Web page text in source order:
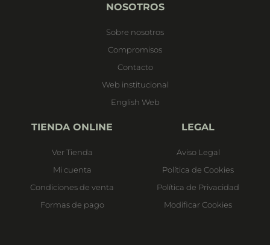
NOSOTROS
Sobre nosotros
Compromisos
Contacto
Web institucional
English Web
TIENDA ONLINE
Ver Tienda
Mi cuenta
Condiciones de venta
Formas de pago
LEGAL
Aviso Legal
Política de Cookies
Política de Privacidad
Modificar Cookies